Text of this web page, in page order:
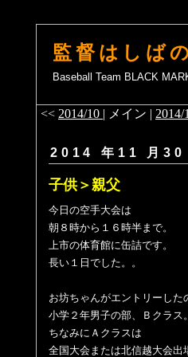
監督はしば
Baseball Team BLACK
<< 2014/10 | メイン | 2014/
2014 年11 月30
子供＞親父
今日の空手大会は
朝８時から１６時半まで。
上市の体育館に缶詰です。
長い１日でした。。
お坊ちゃんがエントリーした
小学２年男子の部、Ｂクラス。
ちなみにＡクラスは
全国大会または北信越大会出